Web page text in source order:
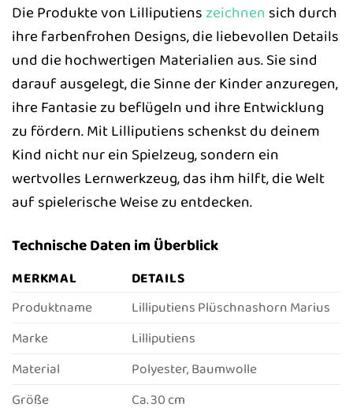
Die Produkte von Lilliputiens zeichnen sich durch
ihre farbenfrohen Designs, die liebevollen Details
und die hochwertigen Materialien aus. Sie sind
darauf ausgelegt, die Sinne der Kinder anzuregen,
ihre Fantasie zu beflügeln und ihre Entwicklung
zu fördern. Mit Lilliputiens schenkst du deinem
Kind nicht nur ein Spielzeug, sondern ein
wertvolles Lernwerkzeug, das ihm hilft, die Welt
auf spielerische Weise zu entdecken.
Technische Daten im Überblick
MERKMAL
DETAILS
Produktname
Lilliputiens Plüschnashorn Marius
Marke
Lilliputiens
Material
Polyester, Baumwolle
Größe
Ca. 30 cm